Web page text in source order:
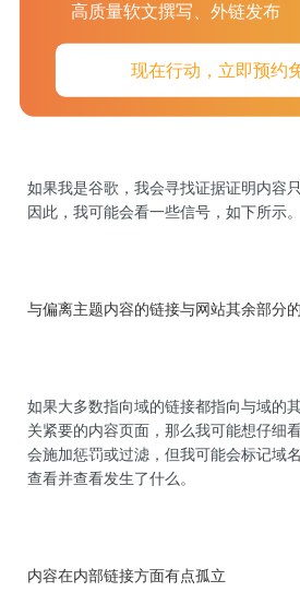
启动一些完全偏离主题并获得一些链接
陷入困境。毕竟，每个人都会不时地做
一个品牌可能会决定创建一些内容或推
如果我是谷歌，我会寻找证据证明内容
因此，我可能会看一些信号，如下所示。
与偏离主题内容的链接与网站其余部分
如果大多数指向域的链接都指向与域的
关紧要的内容页面，那么我可能想仔细
会施加惩罚或过滤，但我可能会标记域
查看并查看发生了什么。
内容在内部链接方面有点孤立
高质量软文撰写、外链发布
现在行动，立即预约